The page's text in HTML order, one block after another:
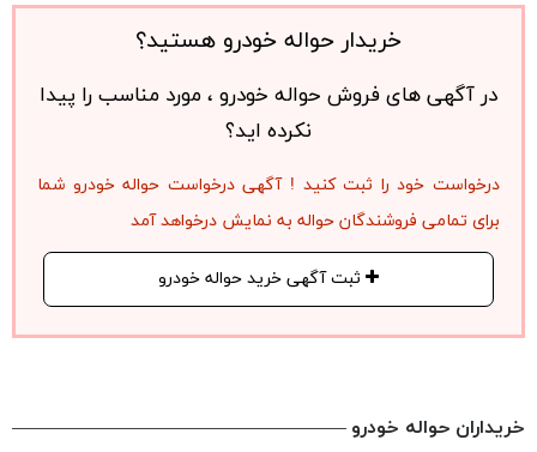
خریدار حواله خودرو هستید؟
در آگهی های فروش حواله خودرو ، مورد مناسب را پیدا
نکرده اید؟
درخواست خود را ثبت کنید ! آگهی درخواست حواله خودرو شما
برای تمامی فروشندگان حواله به نمایش درخواهد آمد
ثبت آگهی خرید حواله خودرو
خریداران حواله خودرو